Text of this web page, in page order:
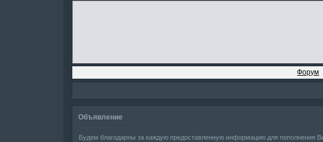
Форум
Объявление
Будем благодарны за каждую предоставленную информацию для пополнения